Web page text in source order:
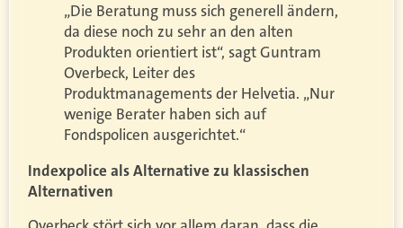
„Die Beratung muss sich generell ändern,
da diese noch zu sehr an den alten
Produkten orientiert ist“, sagt Guntram
Overbeck, Leiter des
Produktmanagements der Helvetia. „Nur
wenige Berater haben sich auf
Fondspolicen ausgerichtet.“
Indexpolice als Alternative zu klassischen
Alternativen